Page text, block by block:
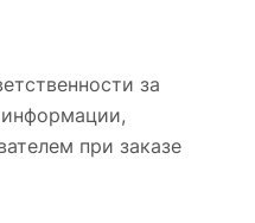
за
при заказе